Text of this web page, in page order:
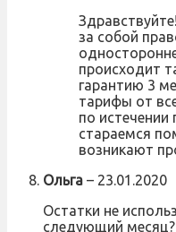
за собой
происходит
гарантию 3
тарифы от
по истечении
стараемся
возникают
Ольга – 23.01.2020
Остатки не
следующий месяц?